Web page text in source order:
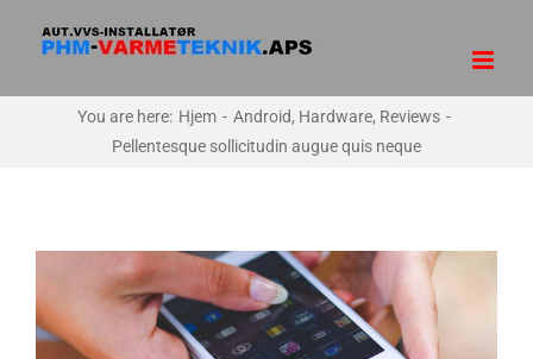
You are here: Hjem - Android, Hardware, Reviews -
Pellentesque sollicitudin augue quis neque
større
billede